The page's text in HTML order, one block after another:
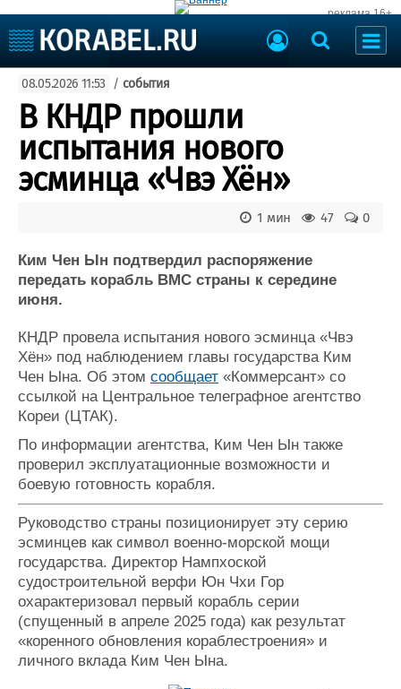
реклама 16+
Судоходство
Судоремонт
События
Пресс-релизы
Порты
ВМФ
Судостроение
Пульс
Новости
Компании
Репутация
Работа
Крюинг
Журнал
Реклама
Торговая площадка
Доска объявлений
Изделия
Материалы
Услуги
Конференции
Выставки и семинары
Личности
Словарь
Форум
Отзывы
Все службы
08.05.2026 11:53 / события
В КНДР прошли
испытания нового
эсминца «Чвэ Хён»
0
47
1 мин
Ким Чен Ын подтвердил распоряжение
передать корабль ВМС страны к середине
июня.
КНДР провела испытания нового эсминца «Чвэ
Хён» под наблюдением главы государства Ким
Чен Ына. Об этом сообщает «Коммерсант» со
ссылкой на Центральное телеграфное агентство
Кореи (ЦТАК).
По информации агентства, Ким Чен Ын также
проверил эксплуатационные возможности и
боевую готовность корабля.
Руководство страны позиционирует эту серию
эсминцев как символ военно-морской мощи
государства. Директор Нампхоской
судостроительной верфи Юн Чхи Гор
охарактеризовал первый корабль серии
(спущенный в апреле 2025 года) как результат
«коренного обновления кораблестроения» и
личного вклада Ким Чен Ына.